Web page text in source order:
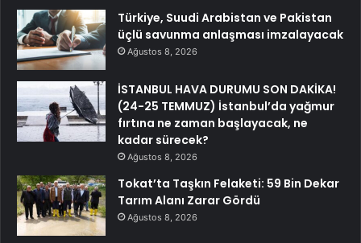
Türkiye, Suudi Arabistan ve Pakistan
üçlü savunma anlaşması imzalayacak
Ağustos 8, 2026
İSTANBUL HAVA DURUMU SON DAKİKA!
(24-25 TEMMUZ) İstanbul’da yağmur
fırtına ne zaman başlayacak, ne
kadar sürecek?
Ağustos 8, 2026
Tokat’ta Taşkın Felaketi: 59 Bin Dekar
Tarım Alanı Zarar Gördü
Ağustos 8, 2026